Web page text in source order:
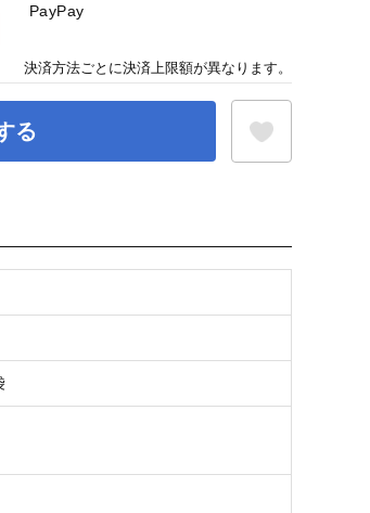
る
PayPay
決済方法ごとに決済上限額が異なります。